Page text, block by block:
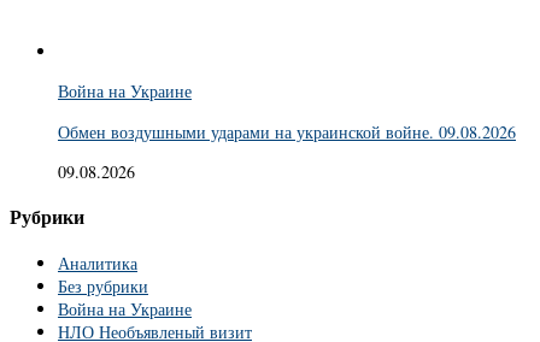
Война на Украине
Обмен воздушными ударами на украинской войне. 09.08.2026
09.08.2026
Рубрики
Аналитика
Без рубрики
Война на Украине
НЛО Необъявленый визит